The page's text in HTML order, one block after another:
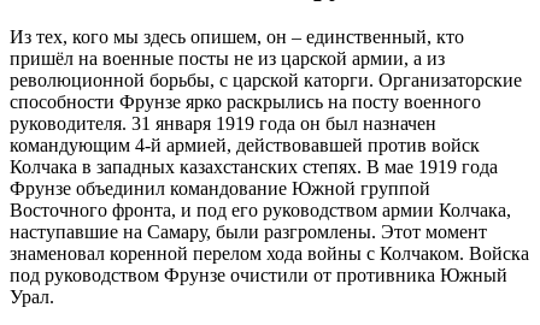
Из тех, кого мы здесь опишем, он – единственный, кто
пришёл на военные посты не из царской армии, а из
революционной борьбы, с царской каторги. Организаторские
способности Фрунзе ярко раскрылись на посту военного
руководителя. 31 января 1919 года он был назначен
командующим 4-й армией, действовавшей против войск
Колчака в западных казахстанских степях. В мае 1919 года
Фрунзе объединил командование Южной группой
Восточного фронта, и под его руководством армии Колчака,
наступавшие на Самару, были разгромлены. Этот момент
знаменовал коренной перелом хода войны с Колчаком. Войска
под руководством Фрунзе очистили от противника Южный
Урал.